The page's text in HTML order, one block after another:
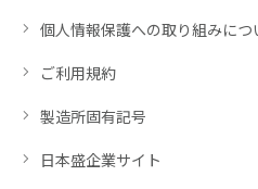
個人情報保護への取り組みにつ
ご利用規約
製造所固有記号
日本盛企業サイト